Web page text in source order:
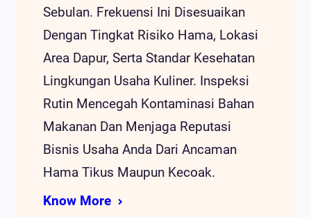
Sebulan. Frekuensi Ini Disesuaikan
Dengan Tingkat Risiko Hama, Lokasi
Area Dapur, Serta Standar Kesehatan
Lingkungan Usaha Kuliner. Inspeksi
Rutin Mencegah Kontaminasi Bahan
Makanan Dan Menjaga Reputasi
Bisnis Usaha Anda Dari Ancaman
Hama Tikus Maupun Kecoak.
Know More